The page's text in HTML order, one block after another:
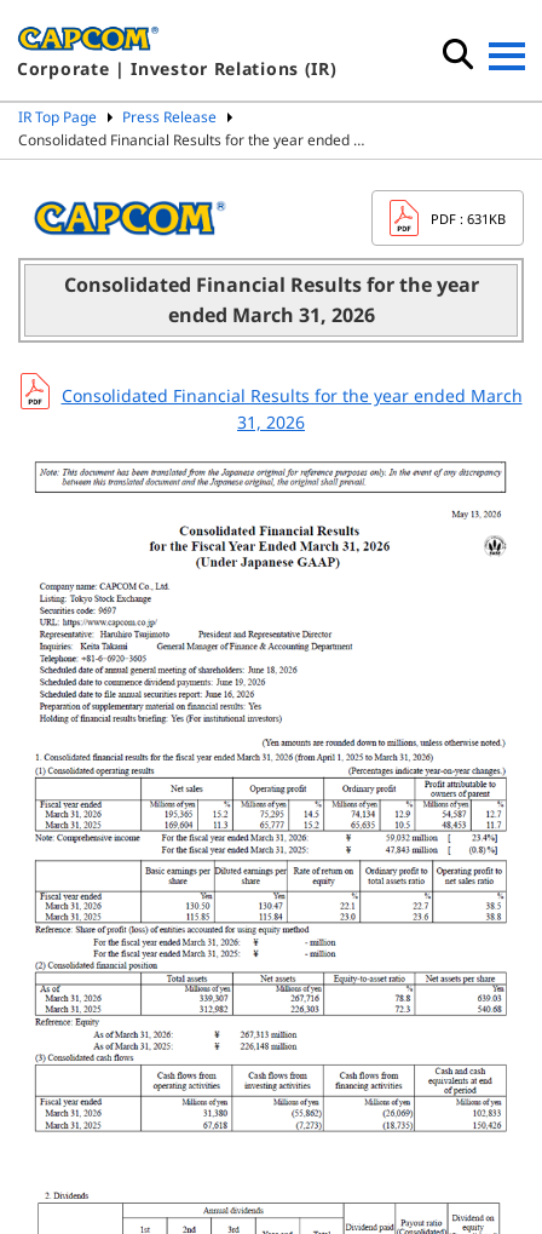
Corporate | Investor Relations (IR)
IR Top Page
Press Release
Consolidated Financial Results for the year ended …
PDF : 631KB
Consolidated Financial Results for the year
ended March 31, 2026
Consolidated Financial Results for the year ended March
31, 2026